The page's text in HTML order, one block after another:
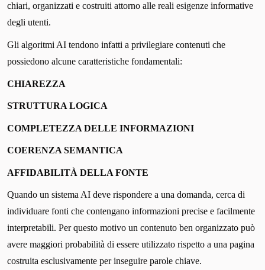
chiari, organizzati e costruiti attorno alle reali esigenze informative
degli utenti.
Gli algoritmi AI tendono infatti a privilegiare contenuti che
possiedono alcune caratteristiche fondamentali:
CHIAREZZA
STRUTTURA LOGICA
COMPLETEZZA DELLE INFORMAZIONI
COERENZA SEMANTICA
AFFIDABILITÀ DELLA FONTE
Quando un sistema AI deve rispondere a una domanda, cerca di
individuare fonti che contengano informazioni precise e facilmente
interpretabili. Per questo motivo un contenuto ben organizzato può
avere maggiori probabilità di essere utilizzato rispetto a una pagina
costruita esclusivamente per inseguire parole chiave.